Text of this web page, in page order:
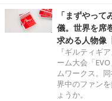
「まずやっ
儀。世界を席
求める人物像
『ギルティギ
ーム大会「
ムワークス。
界中のファン
ょうか。